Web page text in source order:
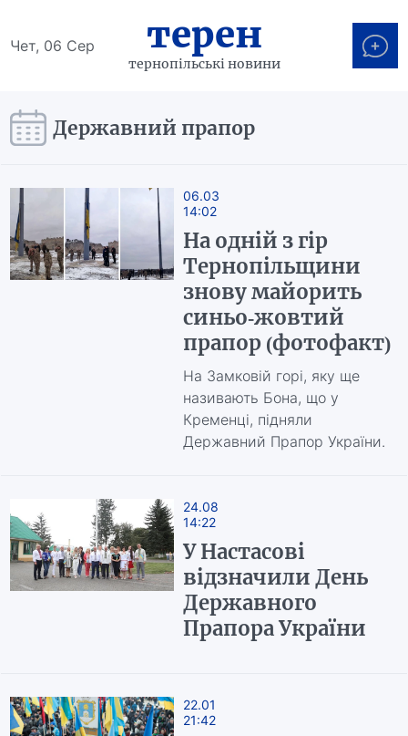
Чет, 06 Сер терен
тернопільські новини
Державний прапор
06.03
14:02
На одній з гір
Тернопільщини
знову майорить
синьо-жовтий
прапор (фотофакт)
На Замковій горі, яку ще
називають Бона, що у
Кременці, підняли
Державний Прапор України.
24.08
14:22
У Настасові
відзначили День
Державного
Прапора України
22.01
21:42